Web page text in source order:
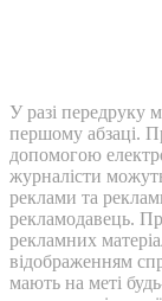
У разі передруку
першому абзаці.
допомогою
журналісти
реклами та
рекламодавець.
рекламних
відображенням
мають на меті